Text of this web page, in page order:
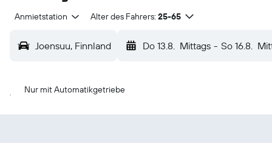
Anmietstation Alter des Fahrers: 25-65
Joensuu, Finnland Do 13.8. Mittags - So 16.8.
Nur mit Automatikgetriebe